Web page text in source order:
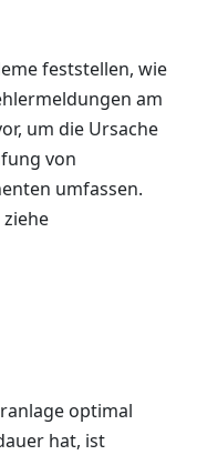
feststellen, wie
am
um die Ursache
von
umfassen.
optimal
hat, ist